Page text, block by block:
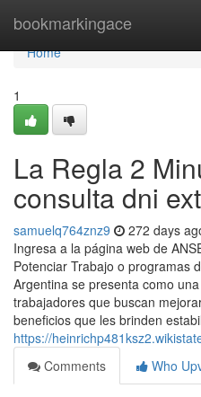
bookmarkingace
Home
Home
1
La Regla 2
consulta dni
samuelq764znz9 272 days
Ingresa a ​la página web de
Potenciar Trabajo o programas
Argentina se presenta como
trabajadores que buscan
beneficios que les brinden
https://
Comments
Who